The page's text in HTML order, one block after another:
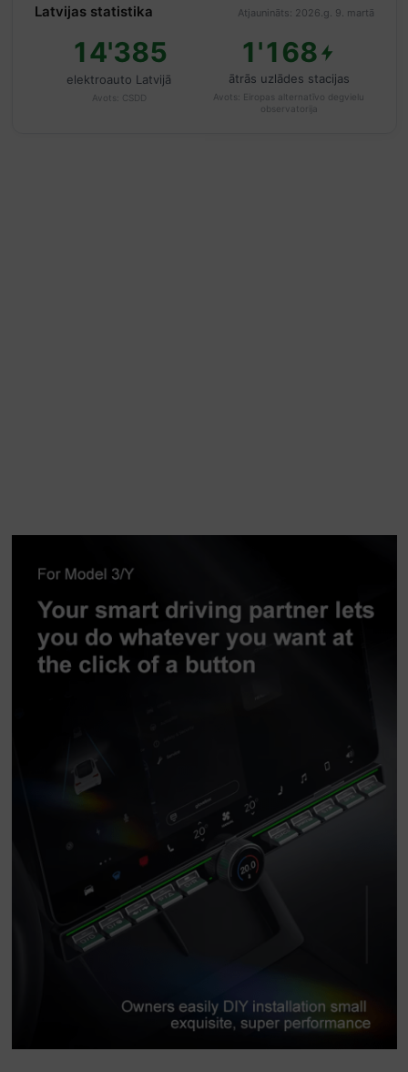
Latvijas statistika Atjaunināts: 2026.g. 9. martā
14'385
elektroauto Latvijā
Avots: CSDD
1'168
ātrās uzlādes stacijas
Avots:
Eiropas alternatīvo degvielu
observatorija